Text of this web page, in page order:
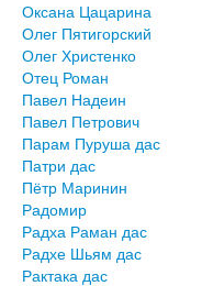
Оксана Цацарина
Олег Пятигорский
Олег Христенко
Отец Роман
Павел Надеин
Павел Петрович
Парам Пуруша дас
Патри дас
Пётр Маринин
Радомир
Радха Раман дас
Радхе Шьям дас
Рактака дас